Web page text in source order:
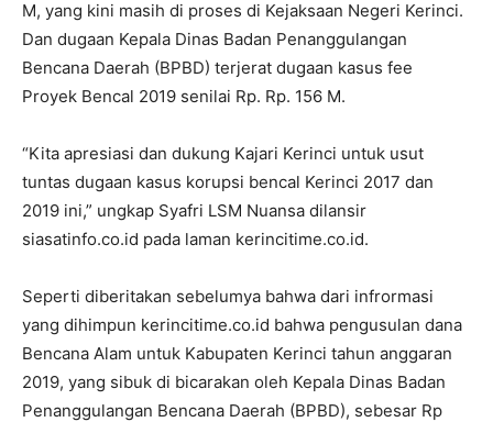
M, yang kini masih di proses di Kejaksaan Negeri Kerinci.
Dan dugaan Kepala Dinas Badan Penanggulangan
Bencana Daerah (BPBD) terjerat dugaan kasus fee
Proyek Bencal 2019 senilai Rp. Rp. 156 M.
“Kita apresiasi dan dukung Kajari Kerinci untuk usut
tuntas dugaan kasus korupsi bencal Kerinci 2017 dan
2019 ini,” ungkap Syafri LSM Nuansa dilansir
siasatinfo.co.id pada laman kerincitime.co.id.
Seperti diberitakan sebelumya bahwa dari infrormasi
yang dihimpun kerincitime.co.id bahwa pengusulan dana
Bencana Alam untuk Kabupaten Kerinci tahun anggaran
2019, yang sibuk di bicarakan oleh Kepala Dinas Badan
Penanggulangan Bencana Daerah (BPBD), sebesar Rp